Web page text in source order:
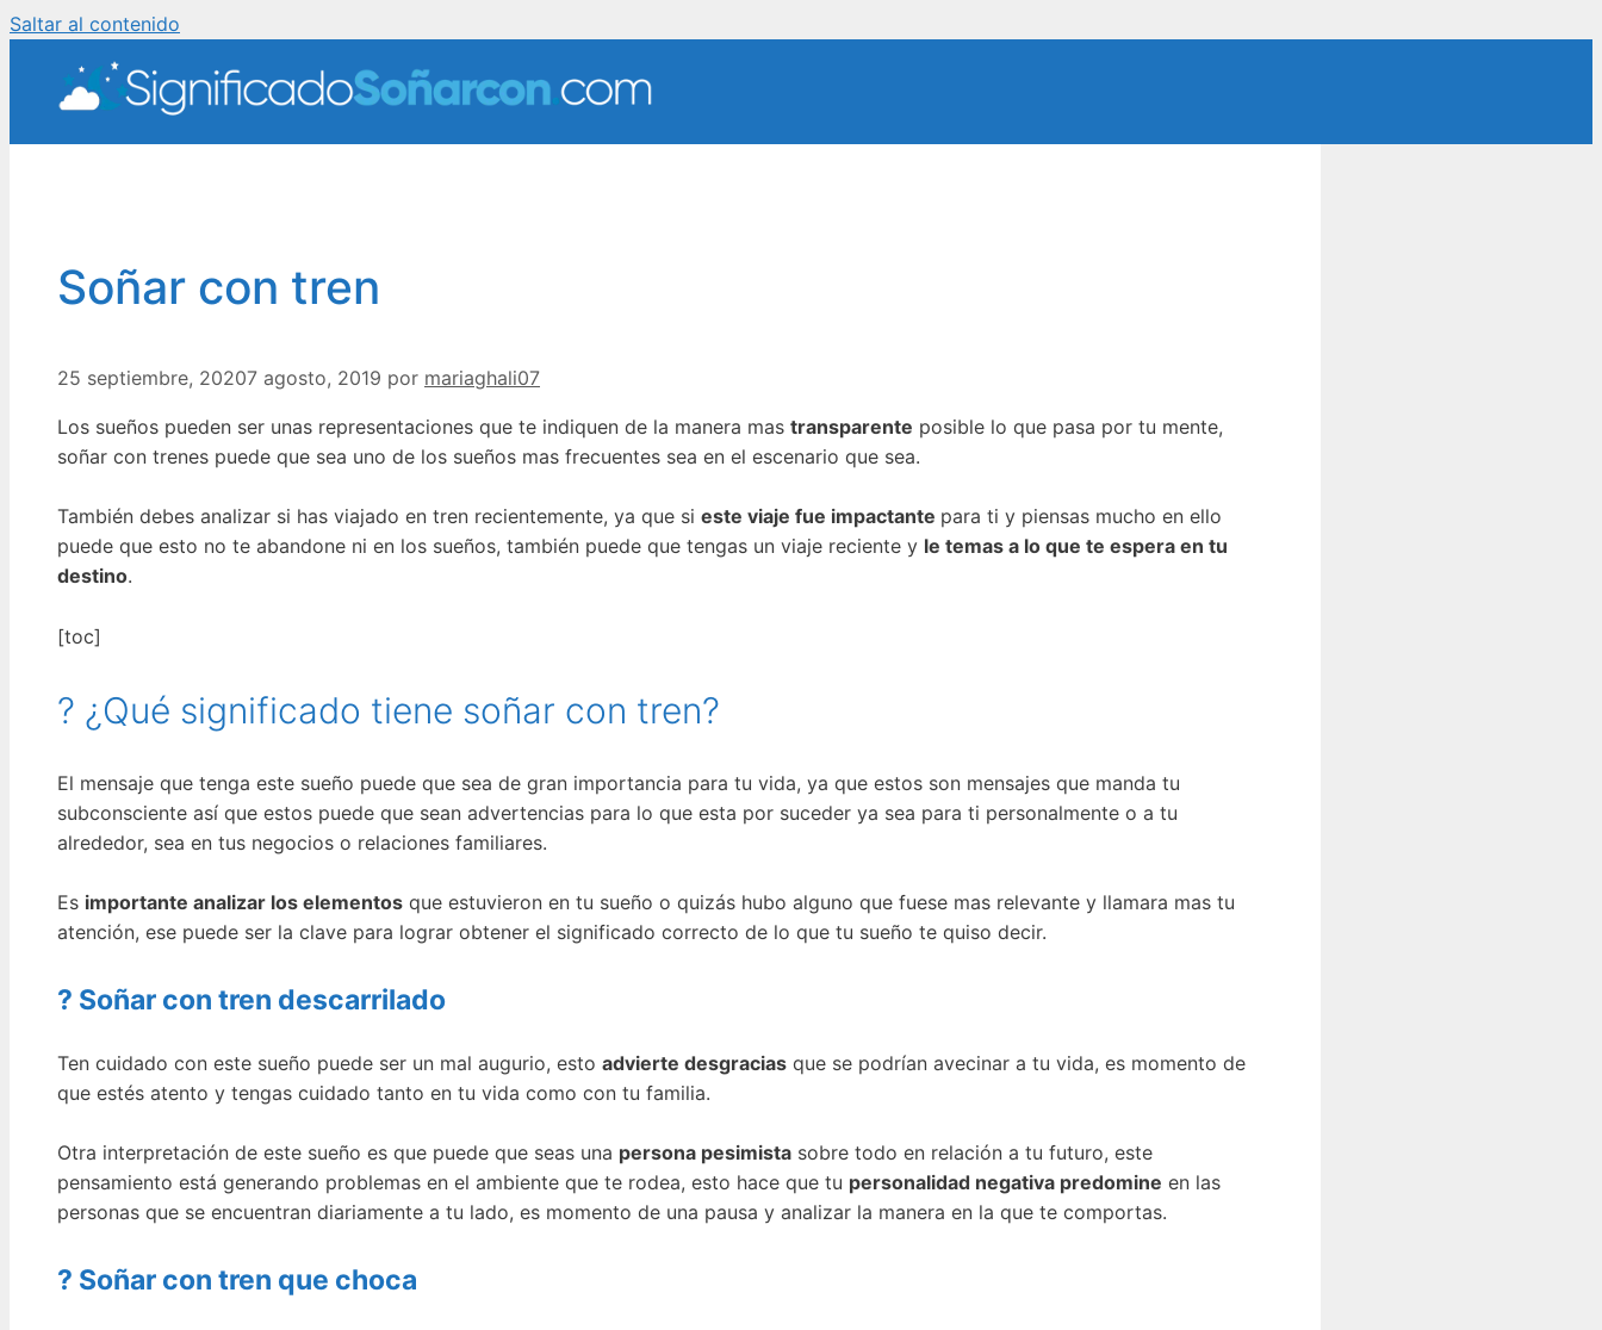
Saltar al contenido
Soñar con tren
25 septiembre, 20207 agosto, 2019 por mariaghali07
Los sueños pueden ser unas representaciones que te indiquen de la manera mas transparente posible lo que pasa por tu mente,
soñar con trenes puede que sea uno de los sueños mas frecuentes sea en el escenario que sea.
También debes analizar si has viajado en tren recientemente, ya que si este viaje fue impactante para ti y piensas mucho en ello
puede que esto no te abandone ni en los sueños, también puede que tengas un viaje reciente y le temas a lo que te espera en tu
destino.
[toc]
? ¿Qué significado tiene soñar con tren?
El mensaje que tenga este sueño puede que sea de gran importancia para tu vida, ya que estos son mensajes que manda tu
subconsciente así que estos puede que sean advertencias para lo que esta por suceder ya sea para ti personalmente o a tu
alrededor, sea en tus negocios o relaciones familiares.
Es importante analizar los elementos que estuvieron en tu sueño o quizás hubo alguno que fuese mas relevante y llamara mas tu
atención, ese puede ser la clave para lograr obtener el significado correcto de lo que tu sueño te quiso decir.
? Soñar con tren descarrilado
Ten cuidado con este sueño puede ser un mal augurio, esto advierte desgracias que se podrían avecinar a tu vida, es momento de
que estés atento y tengas cuidado tanto en tu vida como con tu familia.
Otra interpretación de este sueño es que puede que seas una persona pesimista sobre todo en relación a tu futuro, este
pensamiento está generando problemas en el ambiente que te rodea, esto hace que tu personalidad negativa predomine en las
personas que se encuentran diariamente a tu lado, es momento de una pausa y analizar la manera en la que te comportas.
? Soñar con tren que choca